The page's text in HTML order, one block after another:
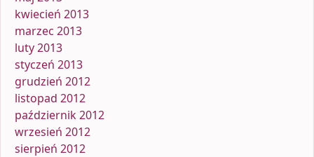
kwiecień 2013
marzec 2013
luty 2013
styczeń 2013
grudzień 2012
listopad 2012
październik 2012
wrzesień 2012
sierpień 2012